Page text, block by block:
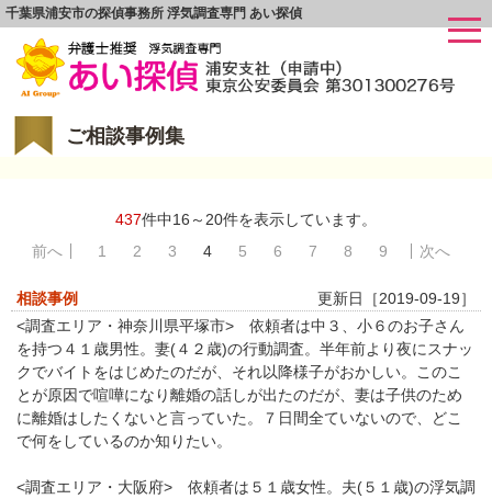
千葉県浦安市の探偵事務所 浮気調査専門 あい探偵
ご相談事例集
437件中16～20件を表示しています。
前へ
1 2 3 4 5 6 7 8 9 次へ
相談事例
更新日［2019-09-19］
<調査エリア・神奈川県平塚市> 依頼者は中３、小６のお子さん
を持つ４１歳男性。妻(４２歳)の行動調査。半年前より夜にスナッ
クでバイトをはじめたのだが、それ以降様子がおかしい。このこ
とが原因で喧嘩になり離婚の話しが出たのだが、妻は子供のため
に離婚はしたくないと言っていた。７日間全ていないので、どこ
で何をしているのか知りたい。
<調査エリア・大阪府> 依頼者は５１歳女性。夫(５１歳)の浮気調